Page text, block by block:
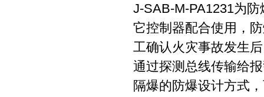
J-SAB-M-PA1231为
它控制器配合使用，
工确认火灾事故发生
通过探测总线传输给
隔爆的防爆设计方式